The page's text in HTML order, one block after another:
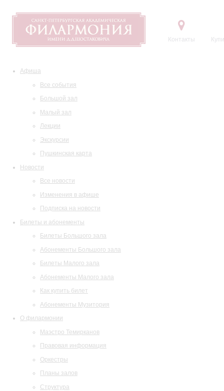
Контакты
Афиша
Все события
Большой зал
Малый зал
Лекции
Экскурсии
Пушкинская карта
Новости
Все новости
Изменения в афише
Подписка на новости
Билеты и абонементы
Билеты Большого зала
Абонементы Большого зала
Билеты Малого зала
Абонементы Малого зала
Как купить билет
Абонементы Музитория
О филармонии
Маэстро Темирканов
Правовая информация
Оркестры
Планы залов
Структура